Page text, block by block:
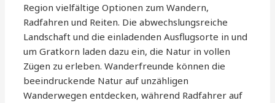
Region vielfältige Optionen zum Wandern,
Radfahren und Reiten. Die abwechslungsreiche
Landschaft und die einladenden Ausflugsorte in und
um Gratkorn laden dazu ein, die Natur in vollen
Zügen zu erleben. Wanderfreunde können die
beeindruckende Natur auf unzähligen
Wanderwegen entdecken, während Radfahrer auf